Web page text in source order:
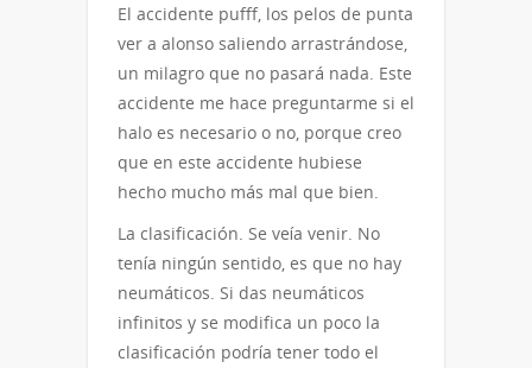
El accidente pufff, los pelos de punta
ver a alonso saliendo arrastrándose,
un milagro que no pasará nada. Este
accidente me hace preguntarme si el
halo es necesario o no, porque creo
que en este accidente hubiese
hecho mucho más mal que bien.
La clasificación. Se veía venir. No
tenía ningún sentido, es que no hay
neumáticos. Si das neumáticos
infinitos y se modifica un poco la
clasificación podría tener todo el